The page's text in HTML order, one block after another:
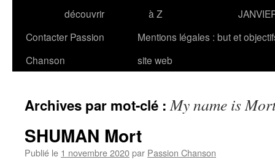
découvrir
à Z
Contacter Passion
Chanson
Mentions légales : but et
site web
Archives par mot-clé :My name is
SHUMAN Mort
Publié le 1 novembre 2020par Passion Chanson